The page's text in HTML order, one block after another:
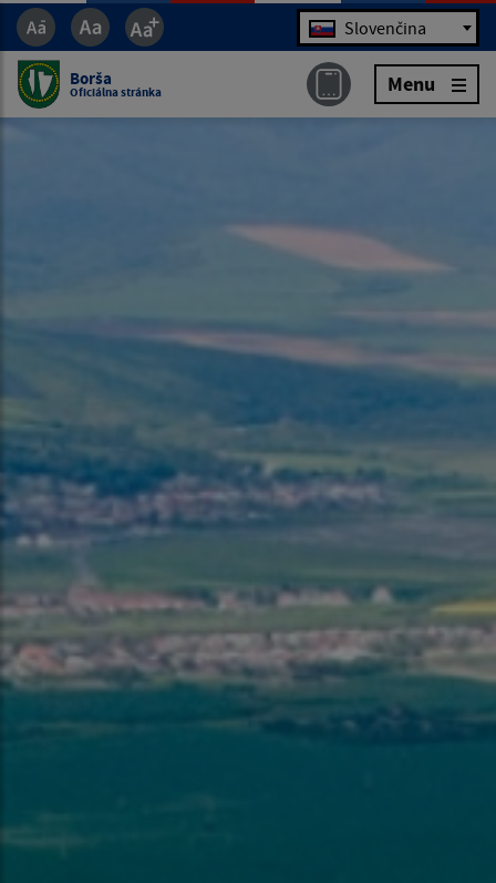
Jazyk Slovenčina
Borša
Oficiálna stránka Menu